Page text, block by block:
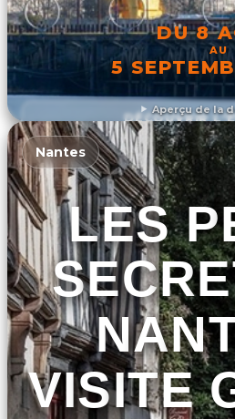
Aperçu de la
DU 8
AU
5
DÉCOUVRIR
Nantes
LES
VISITE